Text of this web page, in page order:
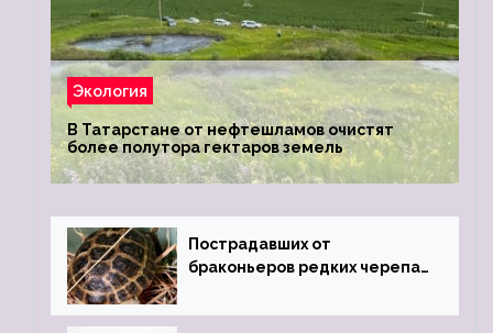
Экология
В Татарстане от нефтешламов очистят
более полутора гектаров земель
Пострадавших от
браконьеров редких черепах
зоопарк